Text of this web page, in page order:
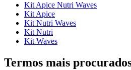
Kit Apice Nutri Waves
Kit Apice
Kit Nutri Waves
Kit Nutri
Kit Waves
Termos mais